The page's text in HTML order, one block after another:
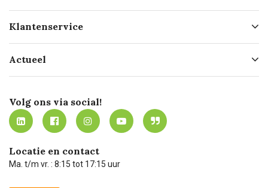
Geschiedenis
Missie
Certificering
Werken bij Carel Lurvink
MVO
Klantenservice
Bezorgen
Mijn Carel Lurvink
Mijn Carel Lurvink instructievideo's
Carel Lurvink App
Hulp op afstand
Technische dienst
Actueel
Innovation LAB
Tevreden klanten
Carel Lurvink Blog
Carel de podcast
Volg ons via social!
Locatie en contact
Ma. t/m vr. : 8:15 tot 17:15 uur